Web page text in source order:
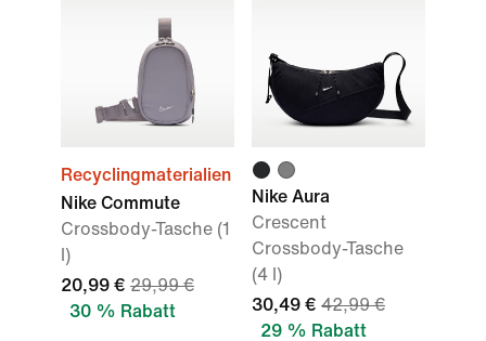
Recyclingmaterialien
Nike Commute
Crossbody-Tasche (1
l)
20,99 € 29,99 €
30 % Rabatt
Nike Aura
Crescent
Crossbody-Tasche
(4 l)
30,49 € 42,99 €
29 % Rabatt